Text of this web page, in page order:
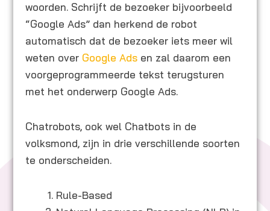
woorden. Schrijft de bezoeker bijvoorbeeld
“Google Ads” dan herkend de robot
automatisch dat de bezoeker iets meer wil
weten over Google Ads en zal daarom een
voorgeprogrammeerde tekst terugsturen
met het onderwerp Google Ads.
Chatrobots, ook wel Chatbots in de
volksmond, zijn in drie verschillende soorten
te onderscheiden.
Rule-Based